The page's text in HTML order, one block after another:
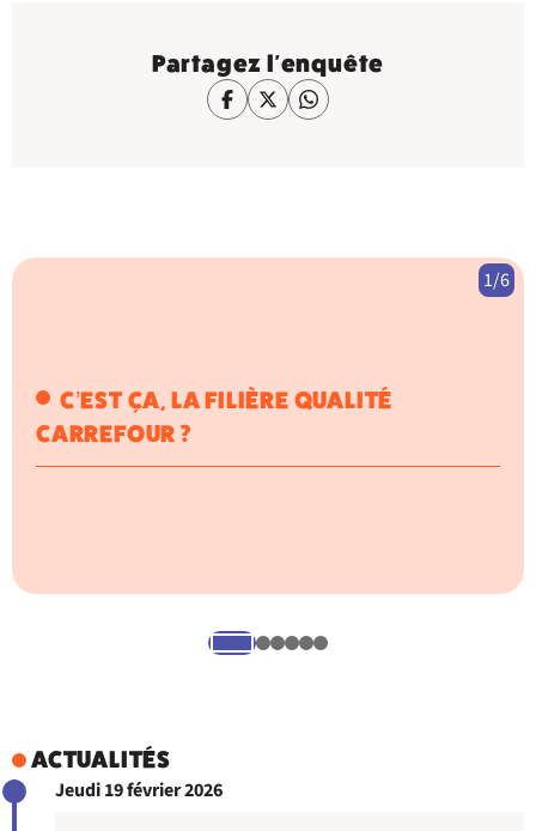
Partagez l'enquête
1/6
C’EST ÇA, LA FILIÈRE QUALITÉ
CARREFOUR ?
ACTUALITÉS
Jeudi 19 février 2026